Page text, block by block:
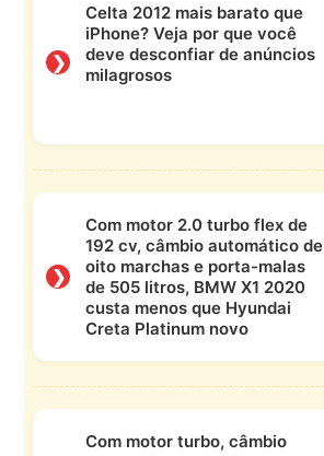
❯
Celta 2012 mais barato que
iPhone? Veja por que você
deve desconfiar de anúncios
milagrosos
❯
Com motor 2.0 turbo flex de
192 cv, câmbio automático de
oito marchas e porta-malas
de 505 litros, BMW X1 2020
custa menos que Hyundai
Creta Platinum novo
Com motor turbo, câmbio